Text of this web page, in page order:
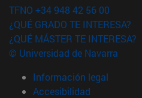
TFNO +34 948 42 56 00
¿QUÉ GRADO TE INTERESA?
¿QUÉ MÁSTER TE INTERESA?
© Universidad de Navarra
Información legal
Accesibilidad